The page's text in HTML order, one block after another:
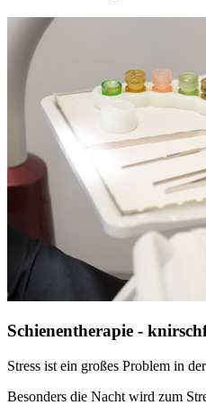
Schienentherapie -
Stress ist ein großes Problem in
Besonders die Nacht wird zum